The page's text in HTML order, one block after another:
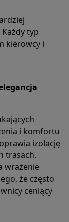
typ
kierowcy i
i komfortu
izolację
trasach.
wrażenie
że często
ceniący